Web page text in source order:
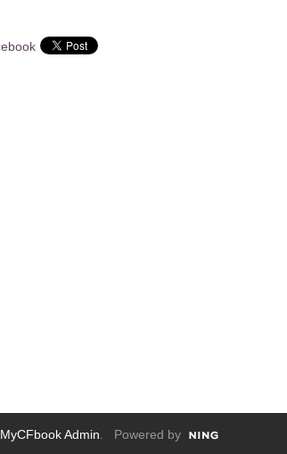
MyCFbook Admin . Powered by